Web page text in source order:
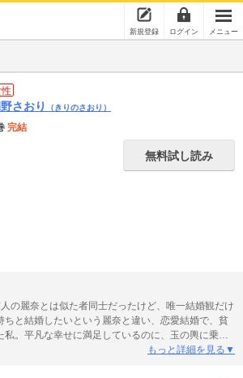
新規登録 ログイン メニュー
さおり （きりのさおり）
完結
無料試し読み
の麗奈とは似た者同士だったけど、唯一結婚観だけ
ちと結婚したいという麗奈と違い、恋愛結婚で、貧
私。平凡な幸せに満足しているのに、玉の輿に乗っ
もっと詳細を見る▼